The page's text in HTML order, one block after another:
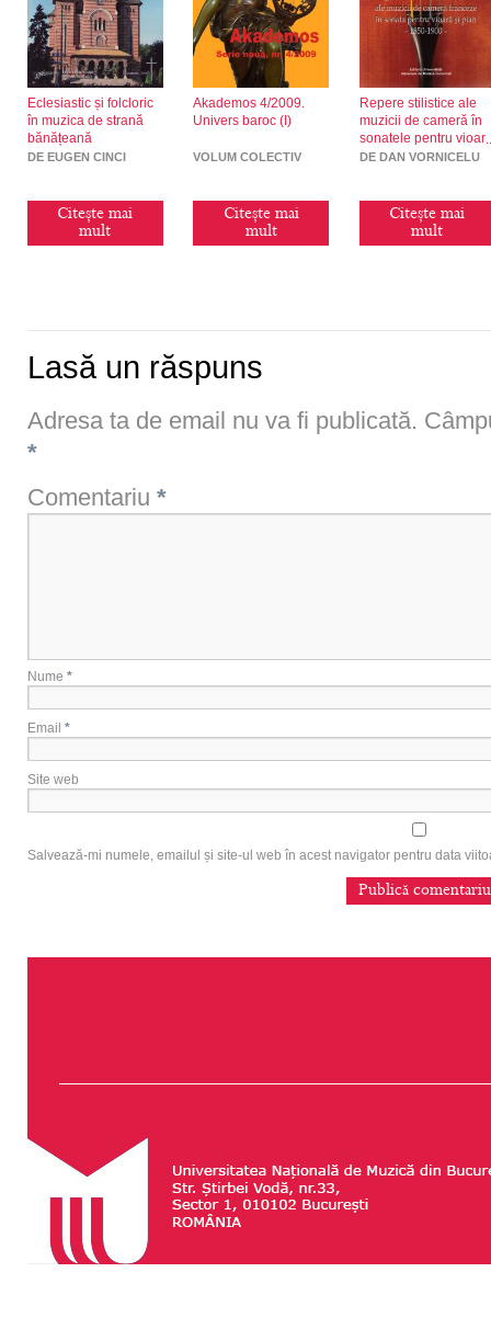
Eclesiastic și folcloric
în muzica de strană
bănățeană
DE EUGEN CINCI
Citește mai
mult
Akademos 4/2009.
Univers baroc (I)
VOLUM COLECTIV
Citește mai
mult
Repere stilistice ale
muzicii de cameră în
sonatele pentru
și pian (1850-1900)
DE DAN VORNICELU
Citește mai
mult
Lasă un răspuns
Adresa ta de email nu va fi publicată.
*
Comentariu *
Nume *
Email *
Site web
Salvează-mi numele, emailul și site-ul web în acest navigator pentru data